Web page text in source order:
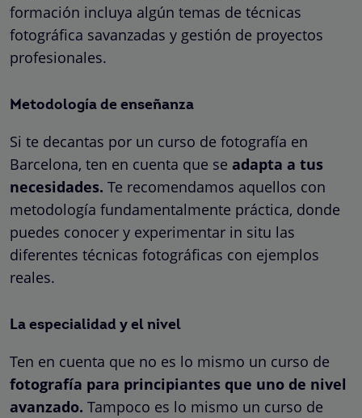
formación incluya algún temas de técnicas
fotográfica savanzadas y gestión de proyectos
profesionales.
Metodología de enseñanza
Si te decantas por un curso de fotografía en
Barcelona, ten en cuenta que se adapta a tus
necesidades. Te recomendamos aquellos con
metodología fundamentalmente práctica, donde
puedes conocer y experimentar in situ las
diferentes técnicas fotográficas con ejemplos
reales.
La especialidad y el nivel
Ten en cuenta que no es lo mismo un curso de
fotografía para principiantes que uno de nivel
avanzado. Tampoco es lo mismo un curso de